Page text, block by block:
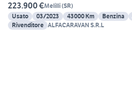
223.900 €Melilli(SR)
Usato
03/2023 43000 Km Benzina
Rivenditore ALFACARAVAN S.R.L